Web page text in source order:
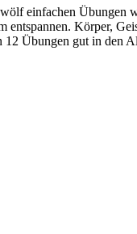
einfachen Übungen
Körper,
Übungen gut in den